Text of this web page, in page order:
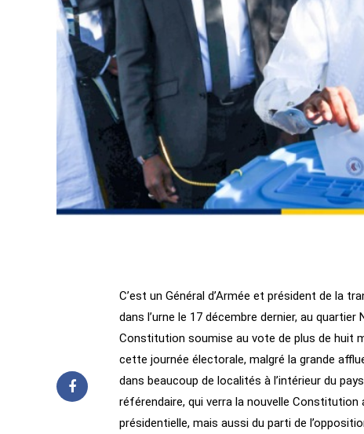
C’est un Général d’Armée et président de la
dans l’urne le 17 décembre dernier, au quartier
Constitution soumise au vote de plus de huit
cette journée électorale, malgré la grande
dans beaucoup de localités à l’intérieur du
référendaire, qui verra la nouvelle
présidentielle, mais aussi du parti de